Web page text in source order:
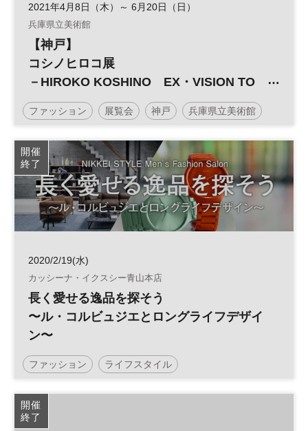
2021年4月8日（木）～ 6月20日（日）
兵庫県立美術館
【神戸】
コシノヒロコ展
－HIROKO KOSHINO EX・VISION TO
THE FUTURE 未来へ－
ファッション 展覧会 神戸 兵庫県立美術館
開催
終了
2020/2/19(水)
カッシーナ・イクスシー青山本店
長く愛せる逸品を探そう
〜ル・コルビュジエとロングライフデザイ
ン〜
ファッション ライフスタイル
開催
終了